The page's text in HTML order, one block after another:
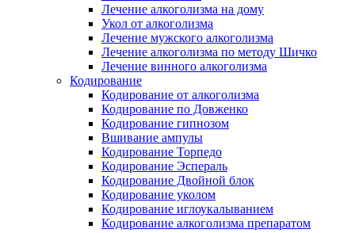
Лечение алкоголизма на дому
Укол от алкоголизма
Лечение мужского алкоголизма
Лечение алкоголизма по методу Шичко
Лечение винного алкоголизма
Кодирование
Кодирование от алкоголизма
Кодирование по Довженко
Кодирование гипнозом
Вшивание ампулы
Кодирование Торпедо
Кодирование Эспераль
Кодирование Двойной блок
Кодирование уколом
Кодирование иглоукалыванием
Кодирование алкоголизма препаратом